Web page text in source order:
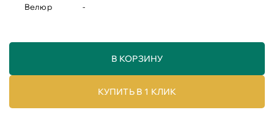
Велюр -
В КОРЗИНУ
КУПИТЬ В 1 КЛИК